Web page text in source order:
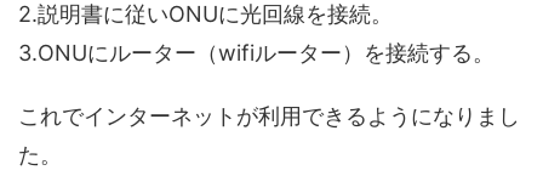
2.説明書に従いONUに光回線を接続。
3.ONUにルーター（wifiルーター）を接続する。
これでインターネットが利用できるようになりまし
た。